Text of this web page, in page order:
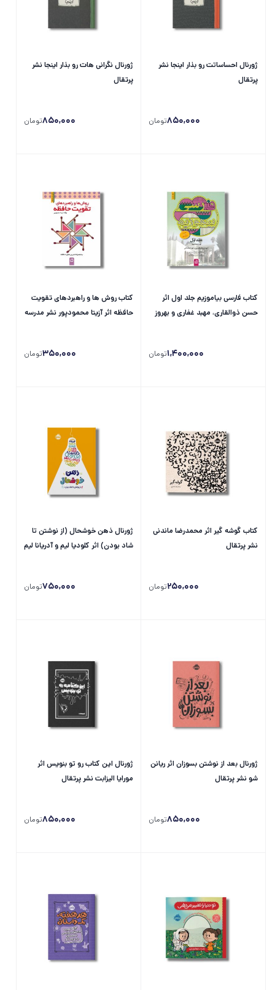
ژورنال احساساتت رو بذار اینجا نشر
پرتقال
850,000تومان
ژورنال نگرانی هات رو بذار اینجا نشر
پرتقال
850,000تومان
کتاب فارسی بیاموزیم جلد اول اثر
حسن ذوالقاری، مهبد غفاری و بهروز
1,400,000تومان
کتاب روش ها و راهبردهای تقویت
حافظه اثر آزیتا محمودپور نشر مدرسه
350,000تومان
کتاب گوشه گیر اثر محمدرضا ماندنی
نشر پرتقال
250,000تومان
ژورنال ذهن خوشحال (از نوشتن تا
شاد بودن) اثر کلودیا لیم و آدریانا لیم
750,000تومان
ژورنال بعد از نوشتن بسوزان اثر ریانن
شو نشر پرتقال
850,000تومان
ژورنال این کتاب رو تو بنویس اثر
مورایا الیزابت نشر پرتقال
850,000تومان